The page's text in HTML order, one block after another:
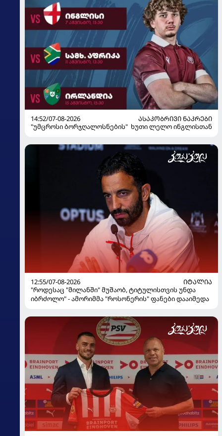
14:52/07-08-2026
ᲐᲡᲐᲙᲝᲑᲠᲘᲕᲘ ᲜᲐᲙᲠᲔᲑᲘ
"უმცროსი ბორჯღალოსნების" ხუთი ლელო ინგლისთან
12:55/07-08-2026
ᲘᲢᲐᲚᲘᲐ
"როდესაც "მილანში" მუშაობ, ტიტულისთვის უნდა
იბრძოლო" - ამორიმმა "როსონერის" ფანები დააიმედა